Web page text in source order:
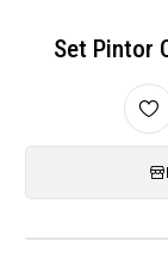
Set Pintor